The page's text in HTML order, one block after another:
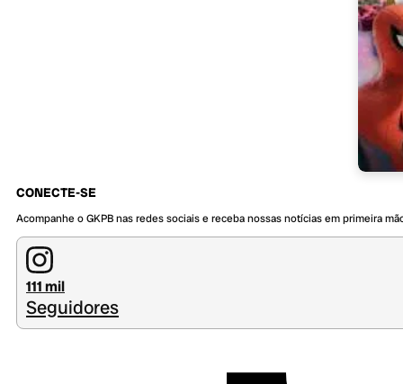
CONECTE-SE
Acompanhe o GKPB nas redes sociais e receba nossas notícias em primeira
111 mil
Seguidores